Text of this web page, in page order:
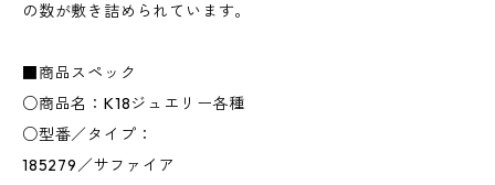
の数が敷き詰められています。
■商品スペック
○商品名：K18ジュエリー各種
○型番／タイプ：
185279／サファイア